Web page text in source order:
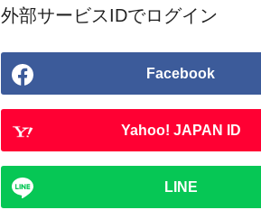
外部サービスIDでログイン
Facebook
Yahoo! JAPAN ID
LINE